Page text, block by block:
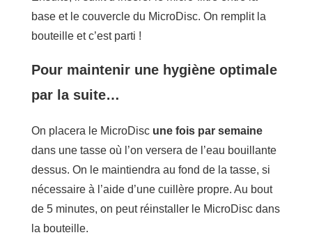
base et le couvercle du MicroDisc. On remplit la
bouteille et c’est parti !
Pour maintenir une hygiène optimale
par la suite…
On placera le MicroDisc une fois par semaine
dans une tasse où l’on versera de l’eau bouillante
dessus. On le maintiendra au fond de la tasse, si
nécessaire à l’aide d’une cuillère propre. Au bout
de 5 minutes, on peut réinstaller le MicroDisc dans
la bouteille.